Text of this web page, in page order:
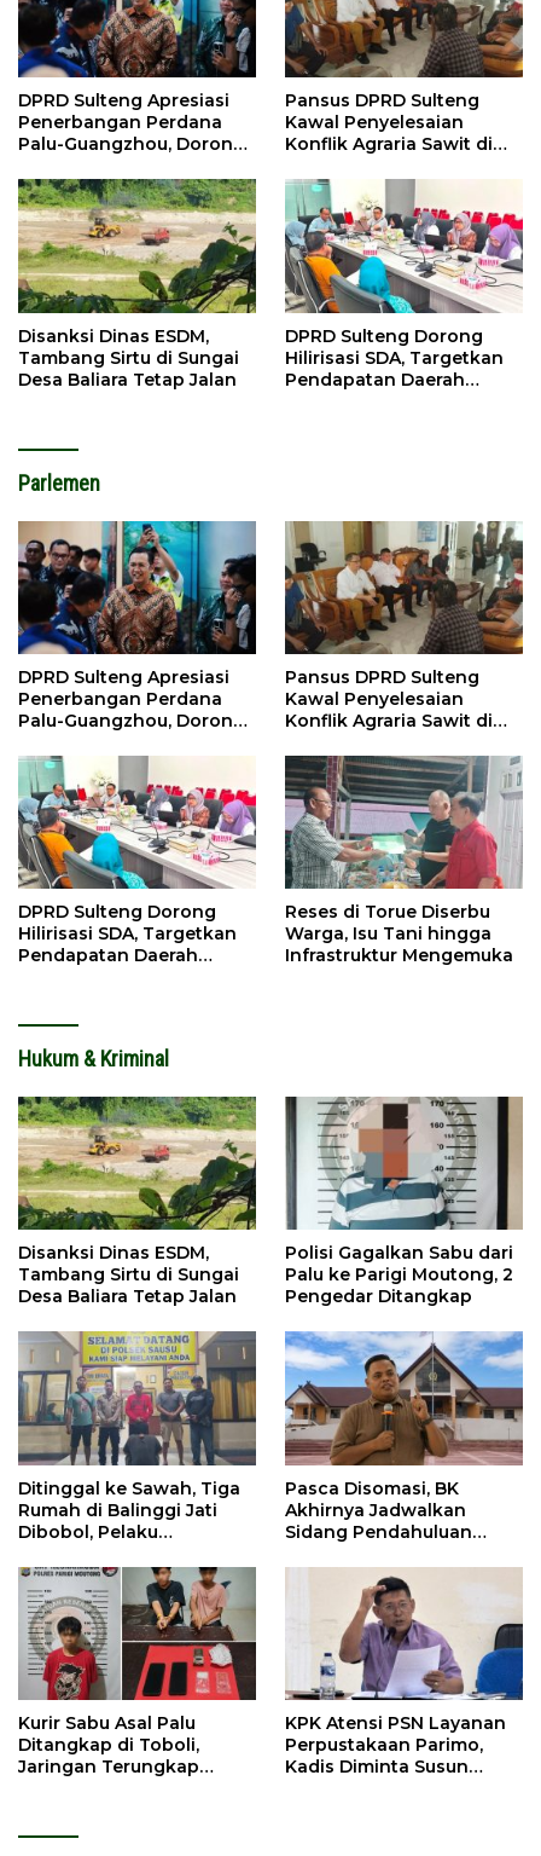
DPRD Sulteng Apresiasi
Penerbangan Perdana
Palu-Guangzhou, Dorong
Pansus DPRD Sulteng
Kawal Penyelesaian
Konflik Agraria Sawit di
Disanksi Dinas ESDM,
Tambang Sirtu di Sungai
Desa Baliara Tetap Jalan
DPRD Sulteng Dorong
Hilirisasi SDA, Targetkan
Pendapatan Daerah
Parlemen
DPRD Sulteng Apresiasi
Penerbangan Perdana
Palu-Guangzhou, Dorong
Pansus DPRD Sulteng
Kawal Penyelesaian
Konflik Agraria Sawit di
DPRD Sulteng Dorong
Hilirisasi SDA, Targetkan
Pendapatan Daerah
Reses di Torue Diserbu
Warga, Isu Tani hingga
Infrastruktur Mengemuka
Hukum & Kriminal
Disanksi Dinas ESDM,
Tambang Sirtu di Sungai
Desa Baliara Tetap Jalan
Polisi Gagalkan Sabu dari
Palu ke Parigi Moutong, 2
Pengedar Ditangkap
Ditinggal ke Sawah, Tiga
Rumah di Balinggi Jati
Dibobol, Pelaku
Pasca Disomasi, BK
Akhirnya Jadwalkan
Sidang Pendahuluan
Kurir Sabu Asal Palu
Ditangkap di Toboli,
Jaringan Terungkap
KPK Atensi PSN Layanan
Perpustakaan Parimo,
Kadis Diminta Susun